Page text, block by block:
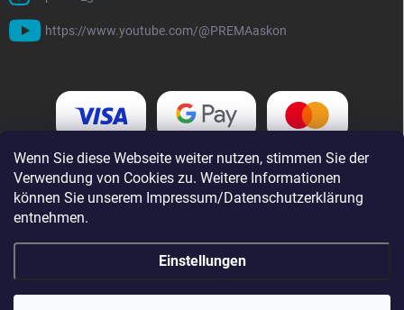
Wenn Sie diese Webseite weiter nutzen, stimmen Sie der
Verwendung von Cookies zu. Weitere Informationen
können Sie unserem Impressum/Datenschutzerklärung
entnehmen.
Einstellungen
https://www.youtube.com/@PREMAaskon